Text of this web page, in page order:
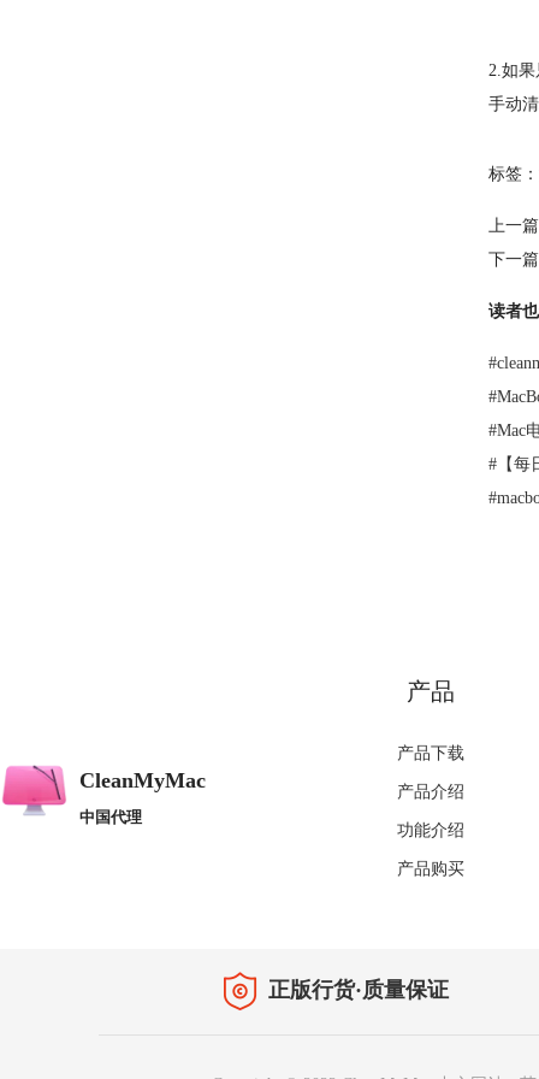
2.如果
手动
标签：
上一篇
下一篇
读者
#
#
#Mac
# 【
#
CleanMyMac
中国代理
产品
产品下载
产品介绍
功能介绍
产品购买
正版行货·质量保证